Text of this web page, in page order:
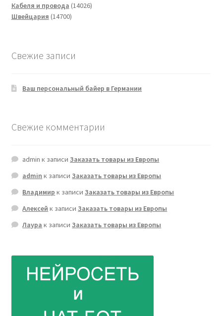
Кабеля и провода 1402614026
Швейцария 1470014700
Свежие записи
Ваш персональный байер в Германии
Свежие комментарии
admin к записиЗаказать товары из Европы
admin к записиЗаказать товары из Европы
Владимир к записиЗаказать товары из Европы
Алексей к записиЗаказать товары из Европы
Лаура к записиЗаказать товары из Европы